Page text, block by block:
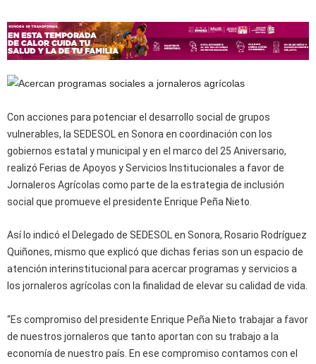
Con acciones para potenciar el desarrollo social de grupos
vulnerables, la SEDESOL en Sonora en coordinación con los
gobiernos estatal y municipal y en el marco del 25 Aniversario,
realizó Ferias de Apoyos y Servicios Institucionales a favor de
Jornaleros Agrícolas como parte de la estrategia de inclusión
social que promueve el presidente Enrique Peña Nieto.
Así lo indicó el Delegado de SEDESOL en Sonora, Rosario Rodríguez
Quiñones, mismo que explicó que dichas ferias son un espacio de
atención interinstitucional para acercar programas y servicios a
los jornaleros agrícolas con la finalidad de elevar su calidad de vida.
“Es compromiso del presidente Enrique Peña Nieto trabajar a favor
de nuestros jornaleros que tanto aportan con su trabajo a la
economía de nuestro país. En ese compromiso contamos con el